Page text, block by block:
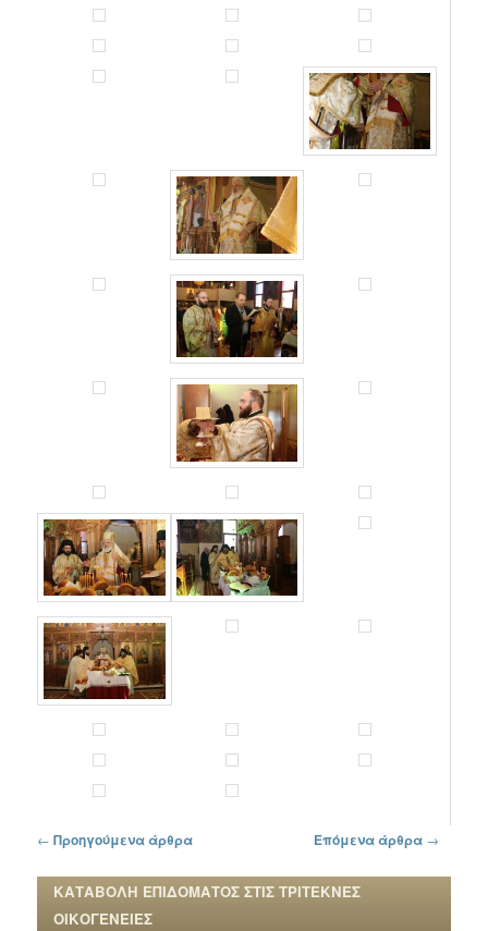
Πλοήγηση στα άρθρα
← Προηγούμενα άρθρα Επόμενα άρθρα →
ΚΑΤΑΒΟΛΗ ΕΠΙΔΟΜΑΤΟΣ ΣΤΙΣ ΤΡΙΤΕΚΝΕΣ
ΟΙΚΟΓΕΝΕΙΕΣ